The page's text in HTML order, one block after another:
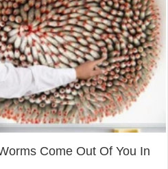
Come Out Of You In